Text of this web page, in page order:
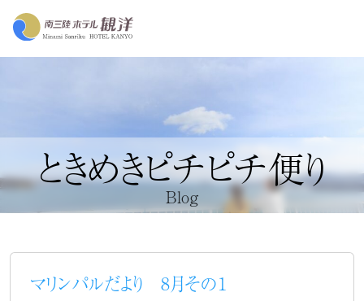
ときめきピチピチ便り
Blog
マリンパルだより 8月その１